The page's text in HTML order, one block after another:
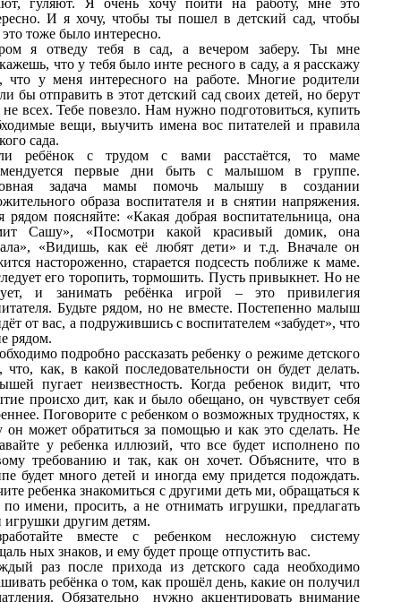
И я хочу, чтобы ты пошел в детский сад, чтобы
это тоже было интересно.
я отведу тебя в сад, а вечером заберу. Ты мне
что у тебя было инте ресного в саду, а я расскажу
что у меня интересного на работе. Многие родители
бы отправить в этот детский сад своих детей, но берут
не всех. Тебе повезло. Нам нужно подготовиться, купить
вещи, выучить имена вос питателей и правила
сада.
ребёнок с трудом с вами расстаётся, то маме
первые дни быть с малышом в группе.
задача мамы помочь малышу в создании
образа воспитателя и в снятии напряжения.
рядом поясняйте: «Какая добрая воспитательница, она
Сашу», «Посмотри какой красивый домик, она
«Видишь, как её любят дети» и т.д. Вначале он
настороженно, старается подсесть поближе к маме.
его торопить, тормошить. Пусть привыкнет. Но не
и занимать ребёнка игрой – это привилегия
Будьте рядом, но не вместе. Постепенно малыш
от вас, а подружившись с воспитателем «забудет», что
рядом.
подробно рассказать ребенку о режиме детского
что, как, в какой последовательности он будет делать.
пугает неизвестность. Когда ребенок видит, что
происхо дит, как и было обещано, он чувствует себя
Поговорите с ребенком о возможных трудностях, к
он может обратиться за помощью и как это сделать. Не
у ребенка иллюзий, что все будет исполнено по
требованию и так, как он хочет. Объясните, что в
будет много детей и иногда ему придется подождать.
ребенка знакомиться с другими деть ми, обращаться к
имени, просить, а не отнимать игрушки, предлагать
игрушки другим детям.
вместе с ребенком несложную систему
ных знаков, и ему будет проще отпустить вас.
раз после прихода из детского сада необходимо
ребёнка о том, как прошёл день, какие он получил
Обязательно нужно акцентировать внимание